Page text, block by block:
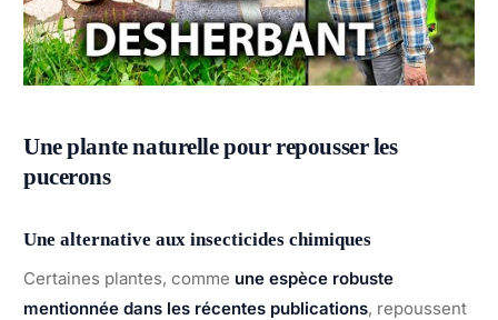
Une plante naturelle pour repousser les
pucerons
Une alternative aux insecticides chimiques
Certaines plantes, comme une espèce robuste
mentionnée dans les récentes publications, repoussent